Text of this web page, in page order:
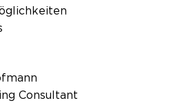
Consultant